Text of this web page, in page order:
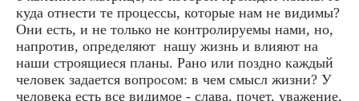
куда отнести те процессы, которые нам не видимы?
Они есть, и не только не контролируемы нами, но,
напротив, определяют нашу жизнь и влияют на
наши строящиеся планы. Рано или поздно каждый
человек задается вопросом: в чем смысл жизни? У
человека есть все видимое - слава, почет, уважение,